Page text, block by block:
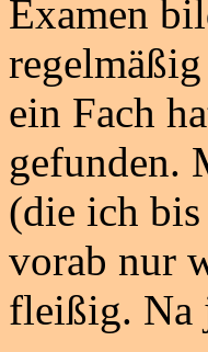
Examen
ein Fach
gefunden.
(die ich
vorab nur
fleißig. Na